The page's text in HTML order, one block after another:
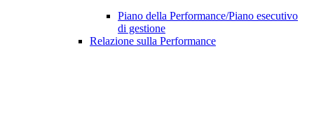
Piano della Performance/Piano esecutivo
di gestione
Relazione sulla Performance